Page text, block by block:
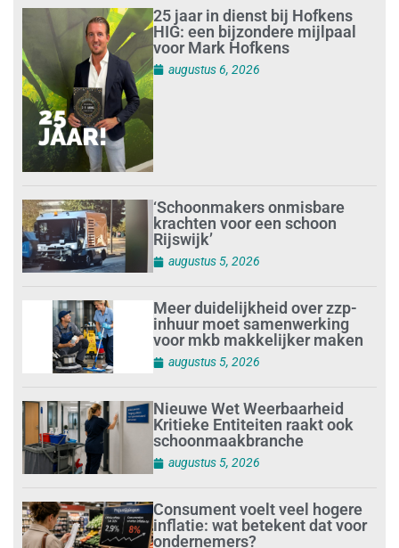
25 jaar in dienst bij Hofkens
HIG: een bijzondere mijlpaal
voor Mark Hofkens
augustus 6, 2026
‘Schoonmakers onmisbare
krachten voor een schoon
Rijswijk’
augustus 5, 2026
Meer duidelijkheid over zzp-
inhuur moet samenwerking
voor mkb makkelijker maken
augustus 5, 2026
Nieuwe Wet Weerbaarheid
Kritieke Entiteiten raakt ook
schoonmaakbranche
augustus 5, 2026
Consument voelt veel hogere
inflatie: wat betekent dat voor
ondernemers?